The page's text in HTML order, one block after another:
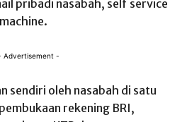
pribadi nasabah, self service
Advertisement -
sendiri oleh nasabah di satu
rekening BRI,